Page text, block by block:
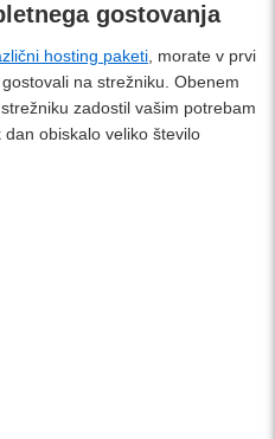
gostovanja
hosting paketi, morate v prvi
na strežniku. Obenem
zadostil vašim potrebam
obiskalo veliko število